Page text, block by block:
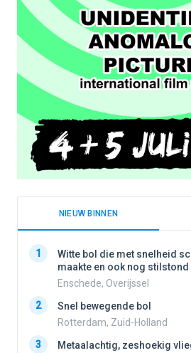
NIEUW BINNEN
1
Witte bol die met snelheid
maakte en ook nog stilstond
Enschede, Overijssel
2
Snel bewegende bol
Rotterdam, Zuid-Holland
3
Metaalachtig, zeshoekig